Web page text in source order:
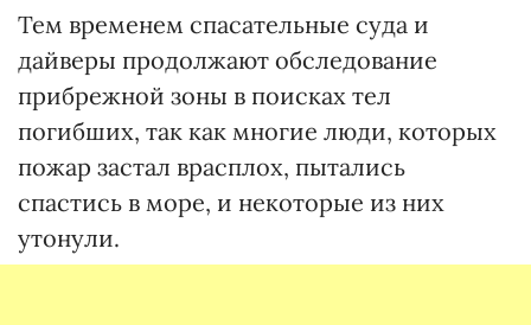
Тем временем спасательные суда и
дайверы продолжают обследование
прибрежной зоны в поисках тел
погибших, так как многие люди, которых
пожар застал врасплох, пытались
спастись в море, и некоторые из них
утонули.